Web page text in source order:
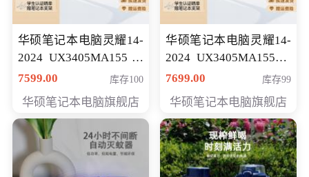
华硕笔记本电脑灵耀14-
2024 UX3405MA155冰
川银 oled 智慧轻薄本 会
7599.00 库存100
华硕笔记本电脑旗舰店
华硕笔记本电脑灵耀14-
2024 UX3405MA155夜
空蓝 oled 智慧轻薄本 会
7699.00 库存99
华硕笔记本电脑旗舰店